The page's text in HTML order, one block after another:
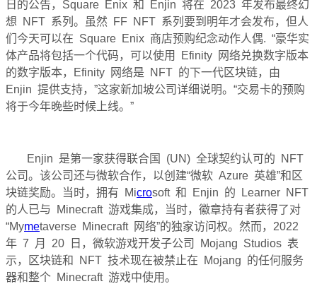
日的公告，Square Enix 和 Enjin 将在 2023 年发布最终幻
想 NFT 系列。虽然 FF NFT 系列要到明年才会发布，但人
们今天可以在 Square Enix 商店预购纪念动作人偶. “豪华实
体产品将包括一个代码，可以使用 Efinity 网络兑换数字版本
的数字版本，Efinity 网络是 NFT 的下一代区块链，由
Enjin 提供支持，”这家新加坡公司详细说明。 “交易卡的预购
将于今年晚些时候上线。”
Enjin 是第一家获得联合国 (UN) 全球契约认可的 NFT
公司。 该公司还与微软合作，以创建“微软 Azure 英雄”和区
块链奖励。
当时，拥有 Microsoft 和 Enjin 的 Learner NFT
的人已与 Minecraft 游戏集成，当时，徽章持有者获得了对
“Mymetaverse Minecraft 网络”的独家访问权。 然而，2022
年 7 月 20 日，微软游戏开发子公司 Mojang Studios 表
示，区块链和 NFT 技术现在被禁止在 Mojang 的任何服务
器和整个 Minecraft 游戏中使用。